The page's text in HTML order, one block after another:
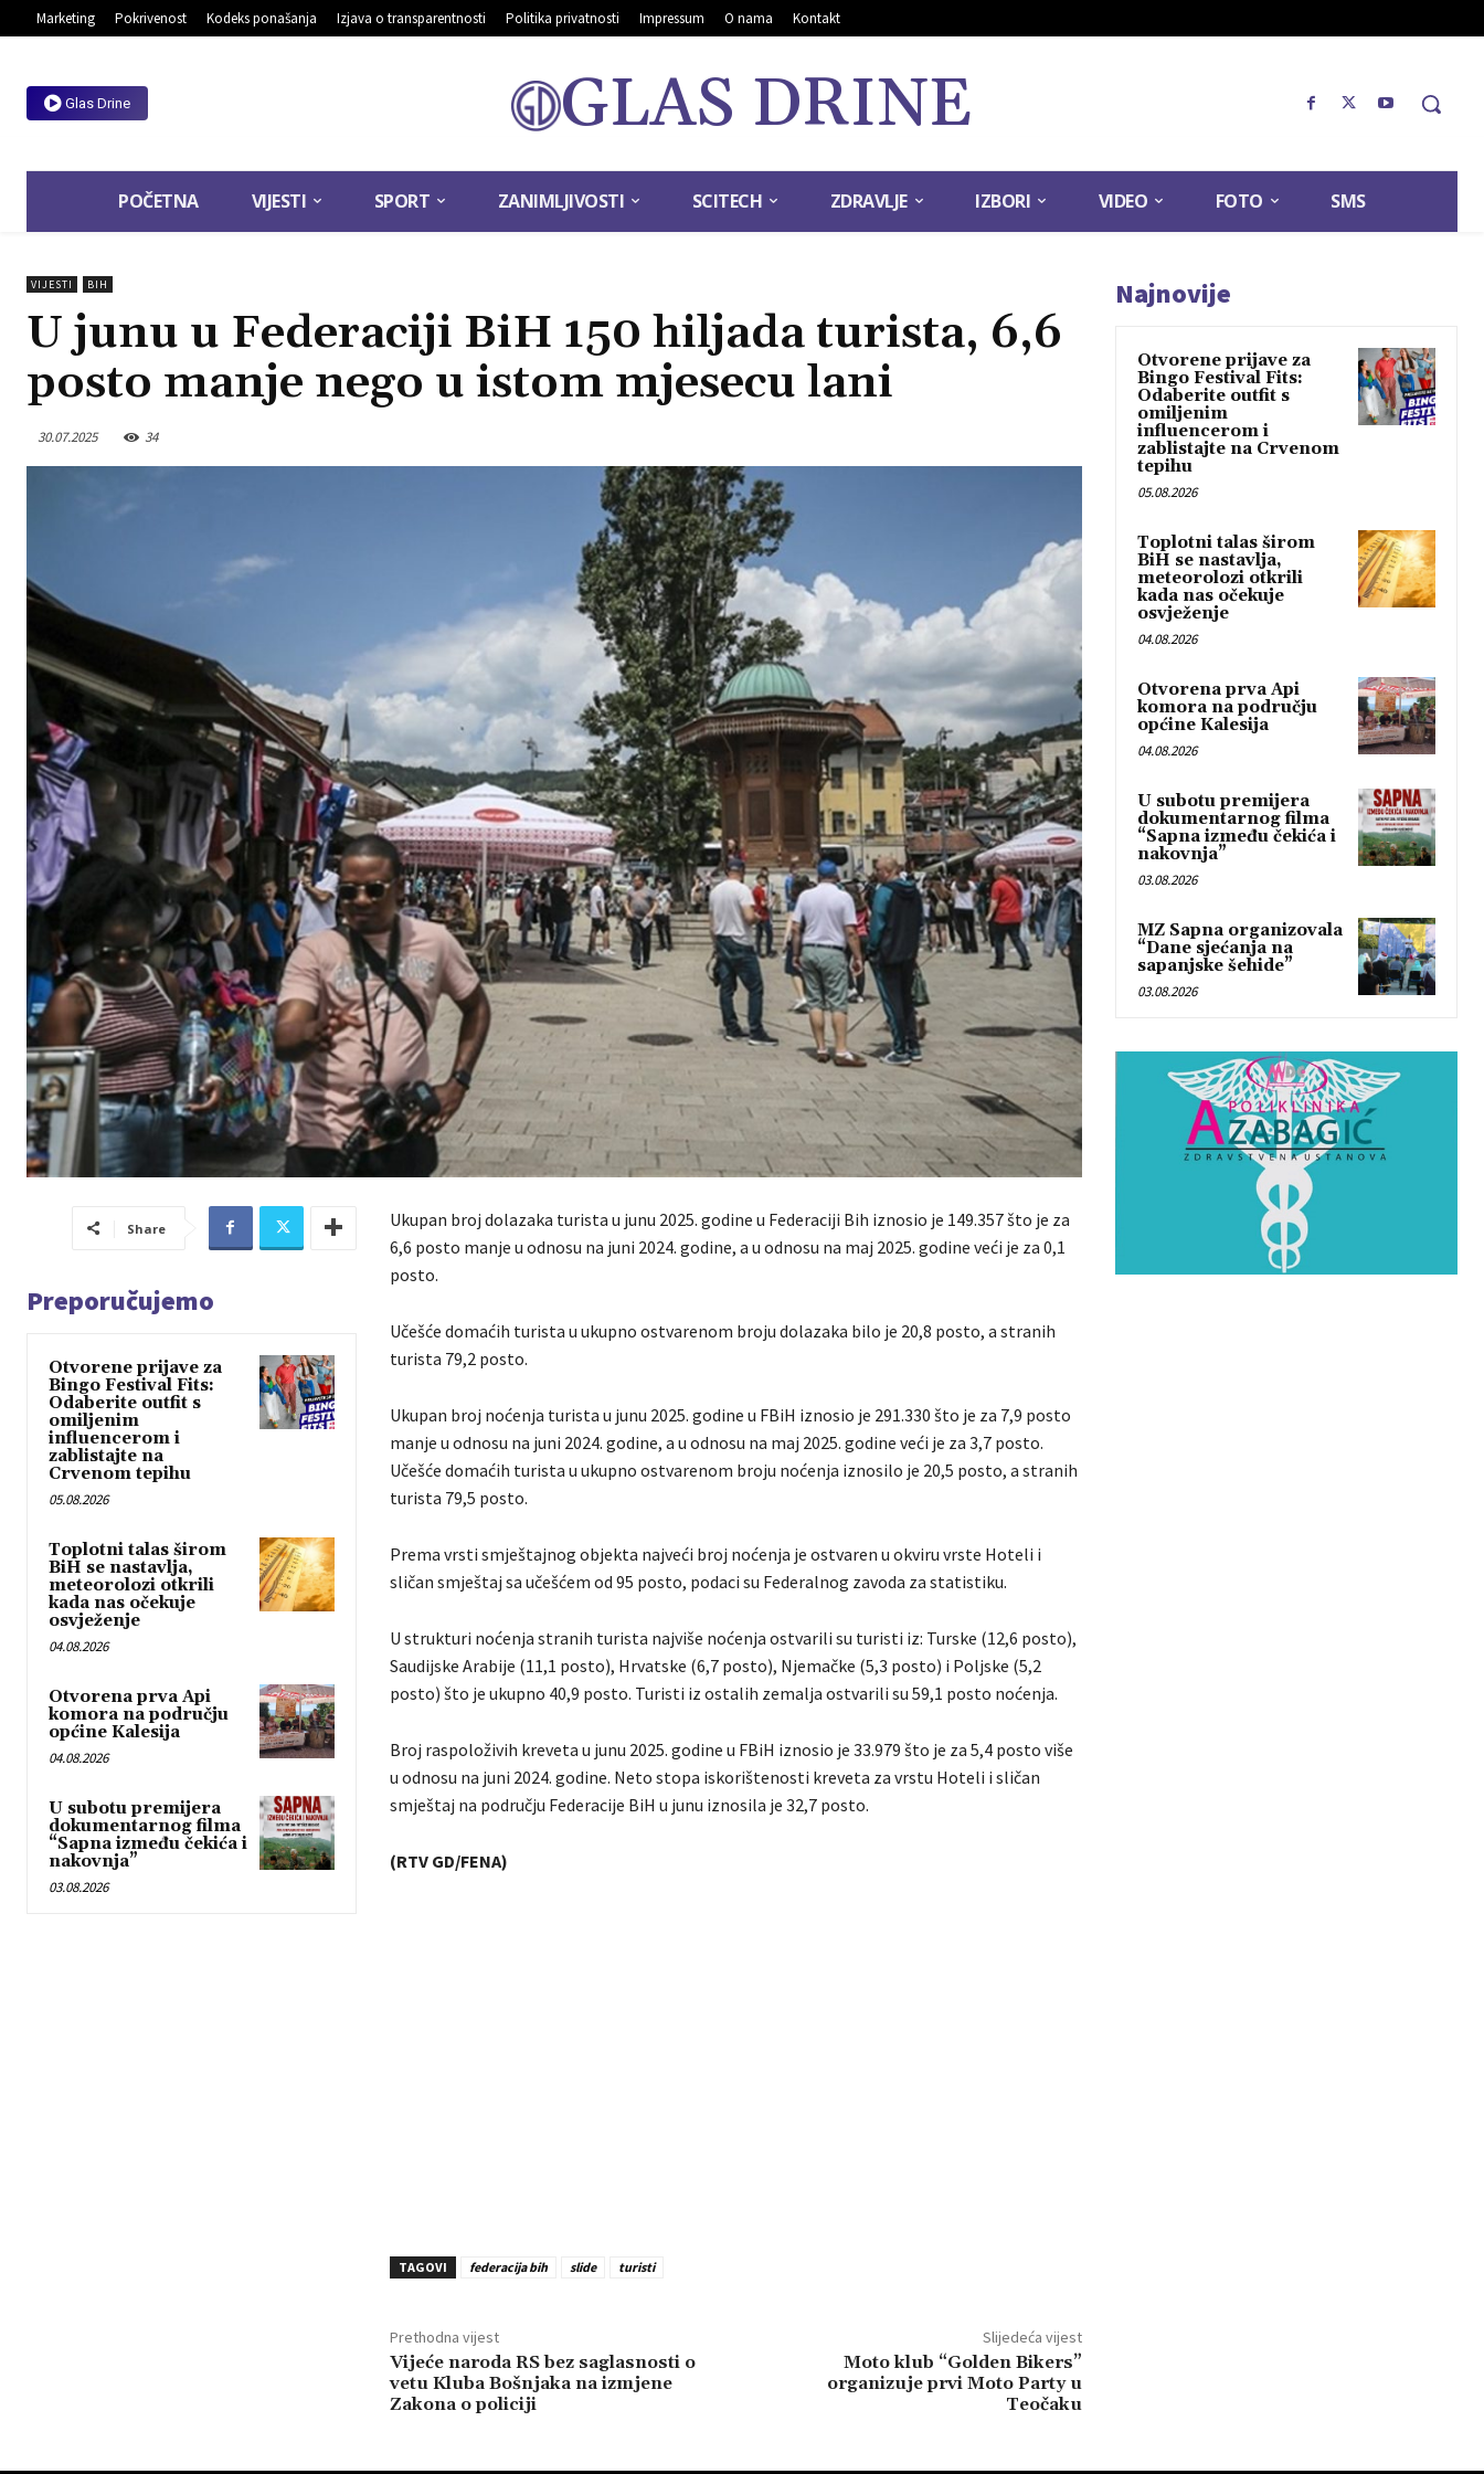
Marketing Pokrivenost Kodeks ponašanja Izjava o transparentnosti Politika privatnosti Impressum O nama Kontakt
Glas Drine GLAS DRINE
POČETNA VIJESTI SPORT ZANIMLJIVOSTI SCITECH ZDRAVLJE IZBORI VIDEO FOTO SMS
VIJESTI BIH
U junu u Federaciji BiH 150 hiljada turista, 6,6
posto manje nego u istom mjesecu lani
30.07.2025 34
Share
Preporučujemo
Otvorene prijave za
Bingo Festival Fits:
Odaberite outfit s
omiljenim
influencerom i
zablistajte na
Crvenom tepihu
05.08.2026
Toplotni talas širom
BiH se nastavlja,
meteorolozi otkrili
kada nas očekuje
osvježenje
04.08.2026
Otvorena prva Api
komora na području
općine Kalesija
04.08.2026
U subotu premijera
dokumentarnog filma
“Sapna između čekića i
nakovnja”
03.08.2026
Ukupan broj dolazaka turista u junu 2025. godine u Federaciji Bih iznosio je 149.357 što je za
6,6 posto manje u odnosu na juni 2024. godine, a u odnosu na maj 2025. godine veći je za 0,1
posto.
Učešće domaćih turista u ukupno ostvarenom broju dolazaka bilo je 20,8 posto, a stranih
turista 79,2 posto.
Ukupan broj noćenja turista u junu 2025. godine u FBiH iznosio je 291.330 što je za 7,9 posto
manje u odnosu na juni 2024. godine, a u odnosu na maj 2025. godine veći je za 3,7 posto.
Učešće domaćih turista u ukupno ostvarenom broju noćenja iznosilo je 20,5 posto, a stranih
turista 79,5 posto.
Prema vrsti smještajnog objekta najveći broj noćenja je ostvaren u okviru vrste Hoteli i
sličan smještaj sa učešćem od 95 posto, podaci su Federalnog zavoda za statistiku.
U strukturi noćenja stranih turista najviše noćenja ostvarili su turisti iz: Turske (12,6 posto),
Saudijske Arabije (11,1 posto), Hrvatske (6,7 posto), Njemačke (5,3 posto) i Poljske (5,2
posto) što je ukupno 40,9 posto. Turisti iz ostalih zemalja ostvarili su 59,1 posto noćenja.
Broj raspoloživih kreveta u junu 2025. godine u FBiH iznosio je 33.979 što je za 5,4 posto više
u odnosu na juni 2024. godine. Neto stopa iskorištenosti kreveta za vrstu Hoteli i sličan
smještaj na području Federacije BiH u junu iznosila je 32,7 posto.
(RTV GD/FENA)
TAGOVI federacija bih slide turisti
Prethodna vijest
Vijeće naroda RS bez saglasnosti o
vetu Kluba Bošnjaka na izmjene
Zakona o policiji
Slijedeća vijest
Moto klub “Golden Bikers”
organizuje prvi Moto Party u
Teočaku
Najnovije
Otvorene prijave za
Bingo Festival Fits:
Odaberite outfit s
omiljenim
influencerom i
zablistajte na Crvenom
tepihu
05.08.2026
Toplotni talas širom
BiH se nastavlja,
meteorolozi otkrili
kada nas očekuje
osvježenje
04.08.2026
Otvorena prva Api
komora na području
općine Kalesija
04.08.2026
U subotu premijera
dokumentarnog filma
“Sapna između čekića i
nakovnja”
03.08.2026
MZ Sapna organizovala
“Dane sjećanja na
sapanjske šehide”
03.08.2026